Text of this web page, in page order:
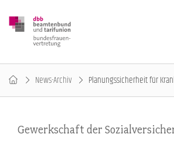
News-Archiv Planungssicherheit für
Gewerkschaft der